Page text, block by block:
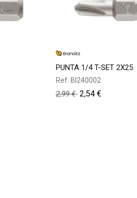
PUNTA 1/4 T-SET 2X25
Ref. BI240002
2,99€ 2,54€